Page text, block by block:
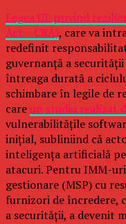
Legea UE privind
Act – CRA), care va
redefinit
guvernanță a
întreaga durată a
schimbare în legile de
careun studiu realizat
vulnerabilitățile
inițial, subliniind că
inteligența artificială
atacuri. Pentru IMM-
gestionare (MSP) cu
furnizori de încredere,
a securității, a devenit